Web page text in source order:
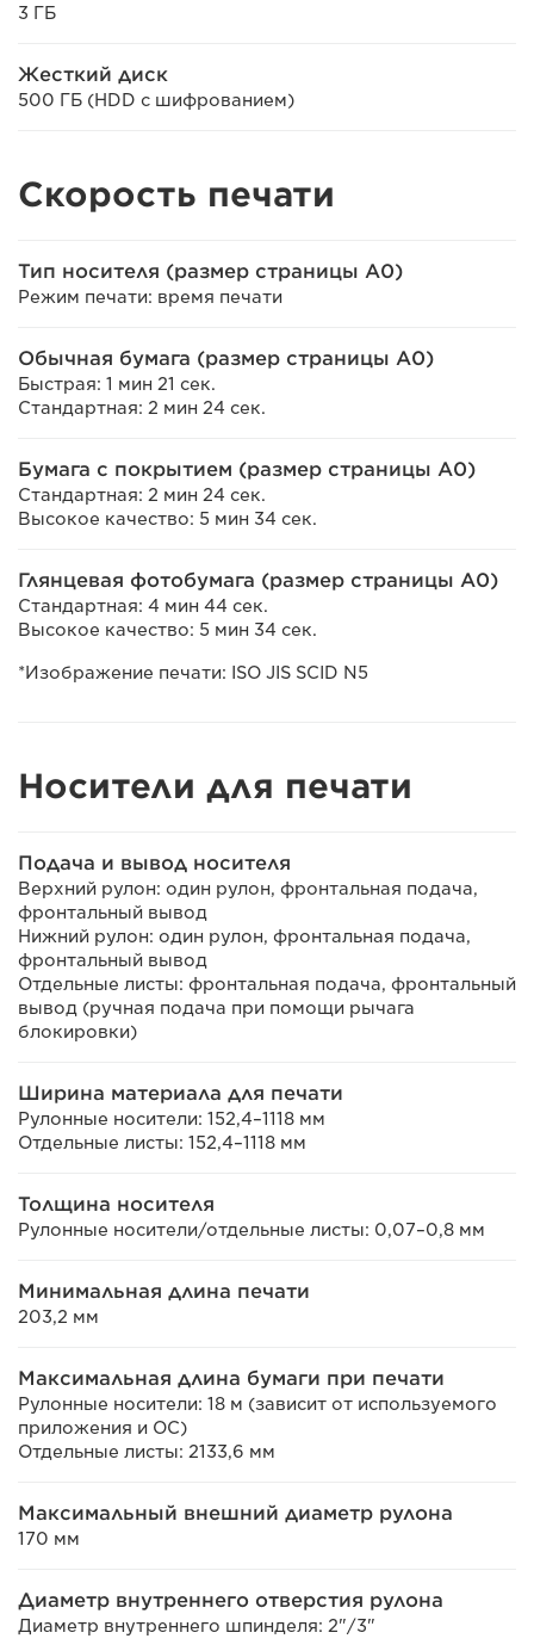
3 ГБ
Жесткий диск
500 ГБ (HDD с шифрованием)
Скорость печати
Тип носителя (размер страницы A0)
Режим печати: время печати
Обычная бумага (размер страницы A0)
Быстрая: 1 мин 21 сек.
Стандартная: 2 мин 24 сек.
Бумага с покрытием (размер страницы A0)
Стандартная: 2 мин 24 сек.
Высокое качество: 5 мин 34 сек.
Глянцевая фотобумага (размер страницы A0)
Стандартная: 4 мин 44 сек.
Высокое качество: 5 мин 34 сек.
*Изображение печати: ISO JIS SCID N5
Носители для печати
Подача и вывод носителя
Верхний рулон: один рулон, фронтальная подача,
фронтальный вывод
Нижний рулон: один рулон, фронтальная подача,
фронтальный вывод
Отдельные листы: фронтальная подача, фронтальный
вывод (ручная подача при помощи рычага
блокировки)
Ширина материала для печати
Рулонные носители: 152,4–1118 мм
Отдельные листы: 152,4–1118 мм
Толщина носителя
Рулонные носители/отдельные листы: 0,07–0,8 мм
Минимальная длина печати
203,2 мм
Максимальная длина бумаги при печати
Рулонные носители: 18 м (зависит от используемого
приложения и ОС)
Отдельные листы: 2133,6 мм
Максимальный внешний диаметр рулона
170 мм
Диаметр внутреннего отверстия рулона
Диаметр внутреннего шпинделя: 2"/3"